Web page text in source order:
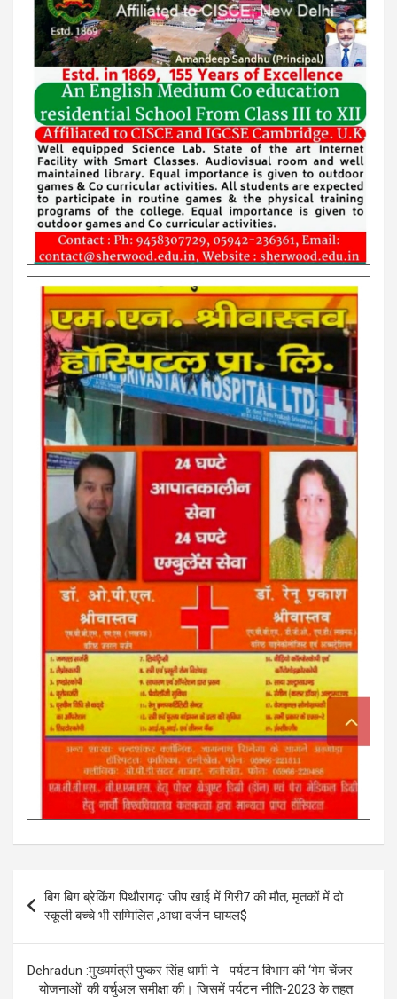
Post
navigation
बिग बिग ब्रेकिंग पिथौरागढ़: जीप खाई में गिरी7 की मौत, मृतकों में दो
स्कूली बच्चे भी सम्मिलित ,आधा दर्जन घायल$
Dehradun :मुख्यमंत्री पुष्कर सिंह धामी ने पर्यटन विभाग की ‘गेम चेंजर
योजनाओं’ की वर्चुअल समीक्षा की। जिसमें पर्यटन नीति-2023 के तहत